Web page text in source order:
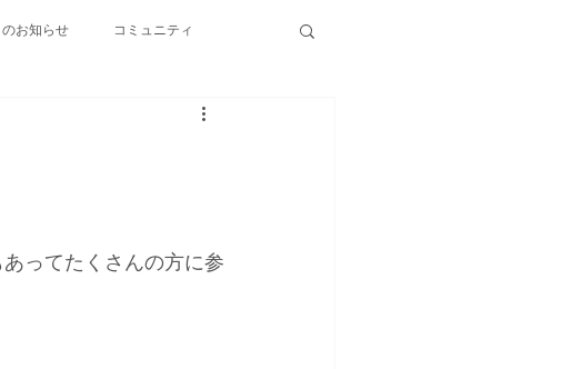
お知らせ コミュニティ
ってたくさんの方に参